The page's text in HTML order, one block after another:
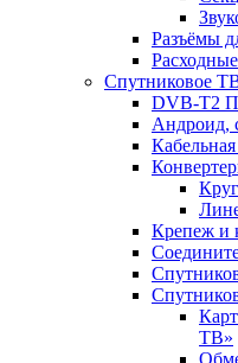
Разъёмы
Спутниковое
DVB-Т2
Андроид,
Крепеж и
ТВ»